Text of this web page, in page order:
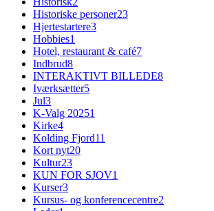
Historiske personer23
Hjertestartere3
Hobbies1
Hotel, restaurant & café7
Indbrud8
INTERAKTIVT BILLEDE8
Iværksætter5
Jul3
K-Valg 20251
Kirke4
Kolding Fjord11
Kort nyt20
Kultur23
KUN FOR SJOV1
Kurser3
Kursus- og konferencecentre2